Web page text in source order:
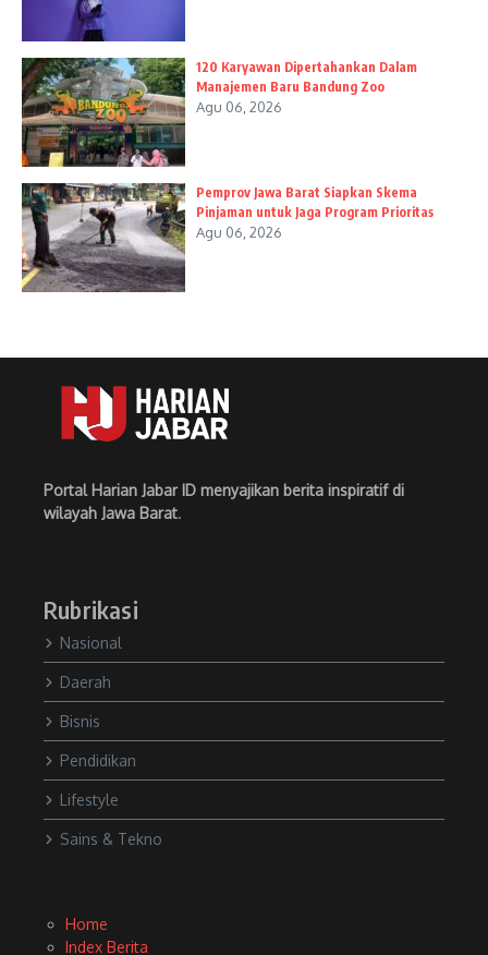
120 Karyawan Dipertahankan Dalam
Manajemen Baru Bandung Zoo
Agu 06, 2026
Pemprov Jawa Barat Siapkan Skema
Pinjaman untuk Jaga Program Prioritas
Agu 06, 2026
Portal Harian Jabar ID menyajikan berita inspiratif di
wilayah Jawa Barat.
Rubrikasi
Nasional
Daerah
Bisnis
Pendidikan
Lifestyle
Sains & Tekno
Home
Index Berita